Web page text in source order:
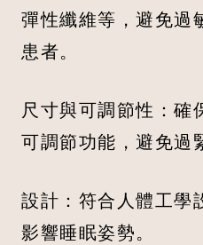
彈性纖維等，避免過
患者。
尺寸與可調節性：確
可調節功能，避免過
設計：符合人體工學
影響睡眠姿勢。